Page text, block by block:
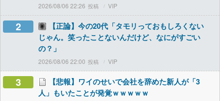
2026/08/06 22:26 VIP
2
【正論】今の20代「タモリっておもしろくない
じゃん。笑ったことないんだけど、なにがすごい
の？」
2026/08/06 22:00 VIP
3
【悲報】ワイのせいで会社を辞めた新人が「3
人」もいたことが発覚ｗｗｗｗｗ